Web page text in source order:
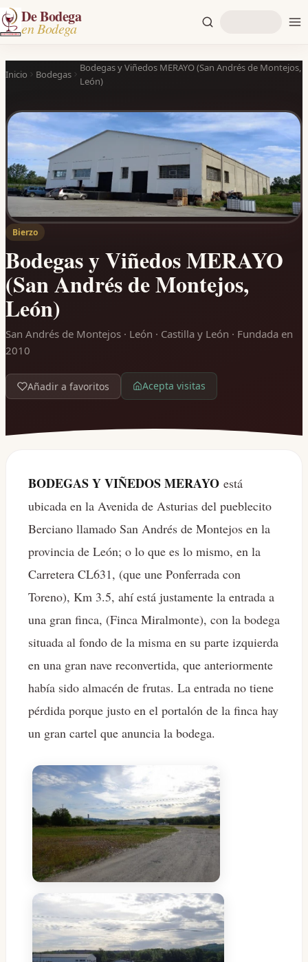
De Bodega
en Bodega
Inicio Bodegas
Bodegas y Viñedos MERAYO (San Andrés de Montejos,
León)
Bierzo
Bodegas y Viñedos MERAYO
(San Andrés de Montejos,
León)
San Andrés de Montejos · León · Castilla y León · Fundada en
2010
Añadir a favoritos Acepta visitas
BODEGAS Y VIÑEDOS MERAYO está
ubicada en la Avenida de Asturias del pueblecito
Berciano llamado San Andrés de Montejos en la
provincia de León; o lo que es lo mismo, en la
Carretera CL631, (que une Ponferrada con
Toreno), Km 3.5, ahí está justamente la entrada a
una gran finca, (Finca Miralmonte), con la bodega
situada al fondo de la misma en su parte izquierda
en una gran nave reconvertida, que anteriormente
había sido almacén de frutas. La entrada no tiene
pérdida porque justo en el portalón de la finca hay
un gran cartel que anuncia la bodega.